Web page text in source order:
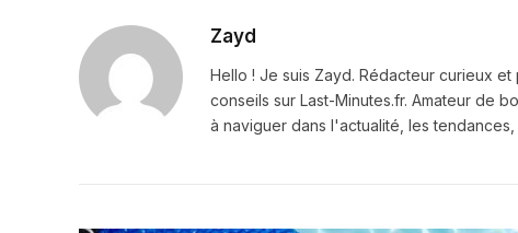
Zayd
Hello ! Je suis Zayd. Rédacteur curieux
conseils sur Last-Minutes.fr. Amateur de
à naviguer dans l'actualité, les